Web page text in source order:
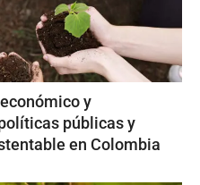
y
públicas y
en Colombia